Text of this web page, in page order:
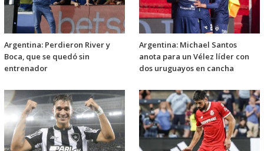
Argentina: Perdieron River y
Boca, que se quedó sin
entrenador
Argentina: Michael Santos
anota para un Vélez líder con
dos uruguayos en cancha